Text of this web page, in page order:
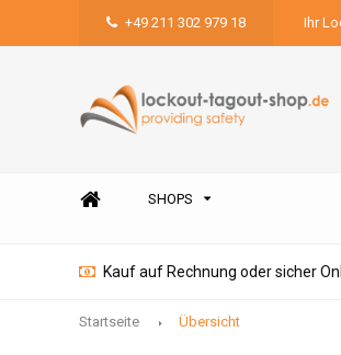
+49 211 302 979 18 Ihr
SHOPS
Kauf auf Rechnung oder sicher
Startseite Übersicht